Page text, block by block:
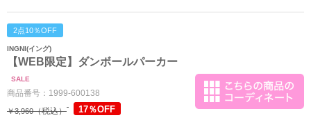
2点10％OFF
INGNI(イング)
【WEB限定】ダンボールパーカー
SALE
商品番号： 1999-600138
￥3,960（税込） 17％OFF